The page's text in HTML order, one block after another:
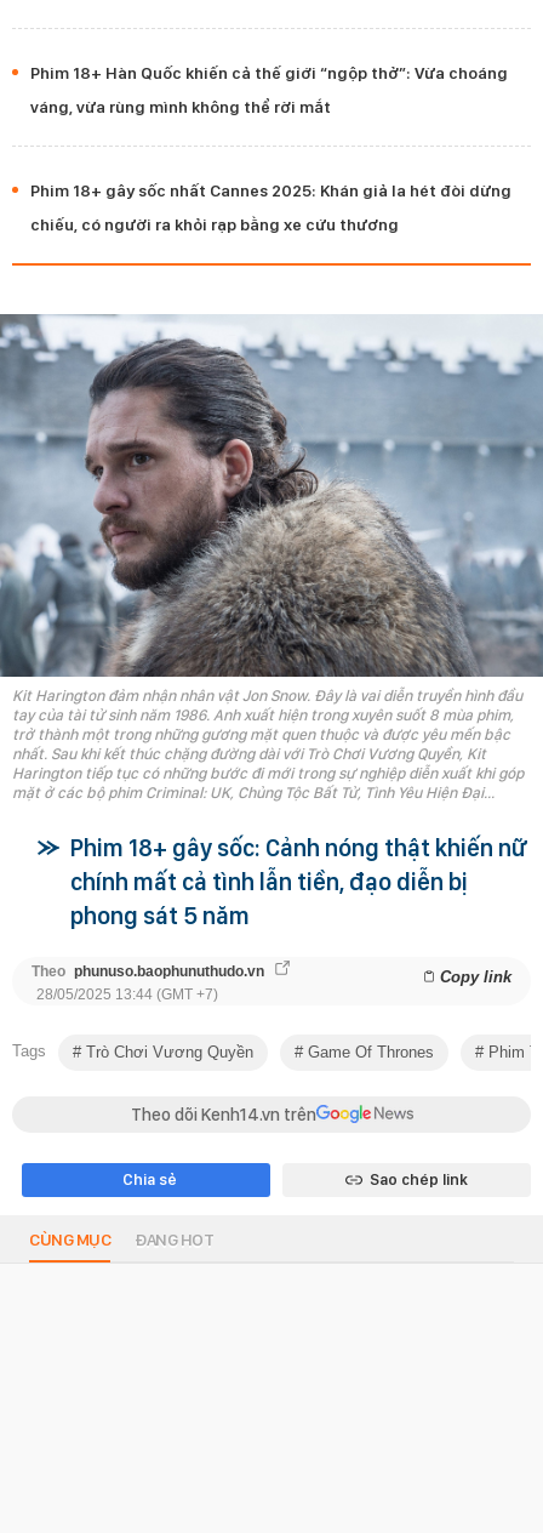
Phim 18+ Hàn Quốc khiến cả thế giới “ngộp thở”: Vừa choáng
váng, vừa rùng mình không thể rời mắt
Phim 18+ gây sốc nhất Cannes 2025: Khán giả la hét đòi dừng
chiếu, có người ra khỏi rạp bằng xe cứu thương
Kit Harington đảm nhận nhân vật Jon Snow. Đây là vai diễn truyền hình đầu
tay của tài tử sinh năm 1986. Anh xuất hiện trong xuyên suốt 8 mùa phim,
trở thành một trong những gương mặt quen thuộc và được yêu mến bậc
nhất. Sau khi kết thúc chặng đường dài với Trò Chơi Vương Quyền, Kit
Harington tiếp tục có những bước đi mới trong sự nghiệp diễn xuất khi góp
mặt ở các bộ phim Criminal: UK, Chủng Tộc Bất Tử, Tình Yêu Hiện Đại...
Phim 18+ gây sốc: Cảnh nóng thật khiến nữ
chính mất cả tình lẫn tiền, đạo diễn bị
phong sát 5 năm
Theo phunuso.baophunuthudo.vn Copy link
28/05/2025 13:44 (GMT +7)
Tags Trò Chơi Vương Quyền Game Of Thrones Phim
Theo dõi Kenh14.vn trên
Chia sẻ Sao chép link
CÙNG MỤC ĐANG HOT